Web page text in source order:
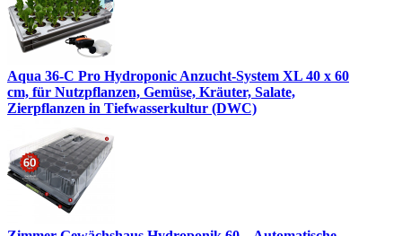
Aqua 36-C Pro Hydroponic Anzucht-System XL 40 x 60
cm, für Nutzpflanzen, Gemüse, Kräuter, Salate,
Zierpflanzen in Tiefwasserkultur (DWC)